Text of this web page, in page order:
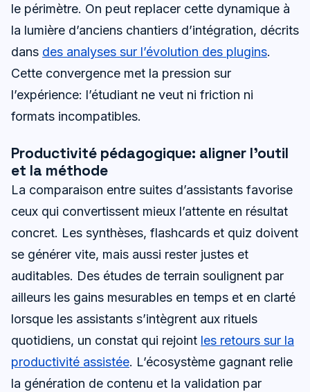
le périmètre. On peut replacer cette dynamique à
la lumière d’anciens chantiers d’intégration, décrits
dans des analyses sur l’évolution des plugins.
Cette convergence met la pression sur
l’expérience: l’étudiant ne veut ni friction ni
formats incompatibles.
Productivité pédagogique: aligner l’outil
et la méthode
La comparaison entre suites d’assistants favorise
ceux qui convertissent mieux l’attente en résultat
concret. Les synthèses, flashcards et quiz doivent
se générer vite, mais aussi rester justes et
auditables. Des études de terrain soulignent par
ailleurs les gains mesurables en temps et en clarté
lorsque les assistants s’intègrent aux rituels
quotidiens, un constat qui rejoint les retours sur la
productivité assistée. L’écosystème gagnant relie
la génération de contenu et la validation par